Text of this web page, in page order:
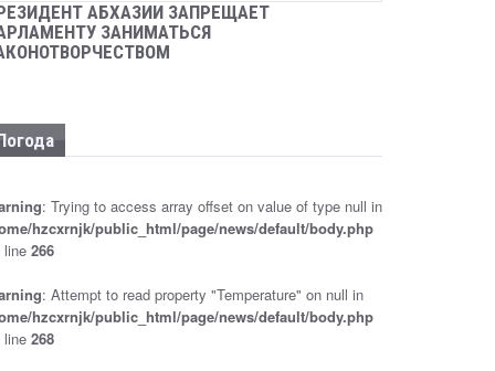
УЛИЦУ ИМЕНЕМ ДОБРОВОЛЬЦА
МУРАТА КУДЖЕВА НАЗВАЛИ В СЕЛЕ
ЧЛОУ
Sep 25, 2024 Новости
ПЕРВОМ ЧТЕНИИ ЗАКОНОПРОЕКТ «О
ВНЕСЕНИИ ИЗМЕНЕНИЙ В
КОНСТИТУЦИОННЫЙ ЗАКОН
АБХАЗИИ ЗАПРЕЩАЕТ
ЗАНИМАТЬСЯ
: Trying to access array offset on value of type null in
hzcxrnjk/public_html/page/news/default/body.php
line 266
: Attempt to read property "Temperature" on null in
hzcxrnjk/public_html/page/news/default/body.php
line 268